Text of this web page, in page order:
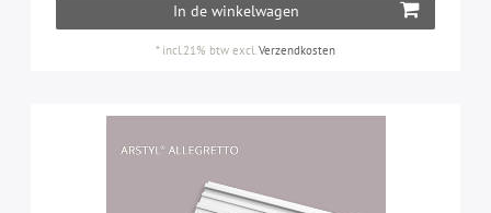
In de winkelwagen
* incl.21% btw excl.Verzendkosten